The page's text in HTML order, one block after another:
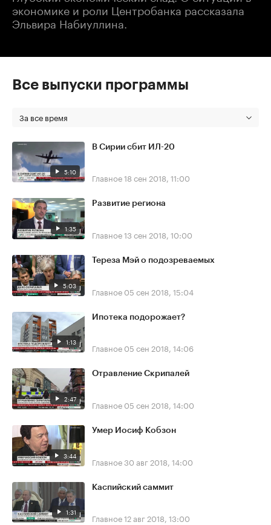
экономике и роли Центробанка рассказала
Эльвира Набиуллина.
Все выпуски программы
За все время
5:10
В Сирии сбит ИЛ-20
Главное18 сен 2018, 11:00
1:35
Развитие региона
Главное13 сен 2018, 10:00
5:03
Тереза Мэй о подозреваемых
Главное 05 сен 2018, 15:04
1:13
Ипотека подорожает?
Главное 05 сен 2018, 14:06
2:47
Отравление Скрипалей
Главное 05 сен 2018, 14:00
3:44
Умер Иосиф Кобзон
Главное30 авг 2018, 14:00
1:31
Каспийский саммит
Главное12 авг 2018, 13:00